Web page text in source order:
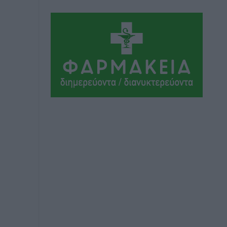
Κατταβιά: Πρόεδρος ο Μανώλης
Φραντζής, απέκτησε τον νεαρό
Καρακασιάν
Αθλητικά• πριν 12 ώρες